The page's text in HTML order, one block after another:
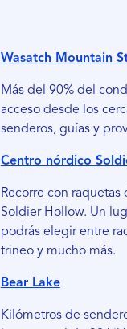
Wasatch Mountain
Más del 90% del
acceso desde los
senderos, guías y
Centro nórdico
Recorre con
Soldier Hollow. Un
podrás elegir entre
trineo y mucho más.
Bear Lake
Kilómetros de